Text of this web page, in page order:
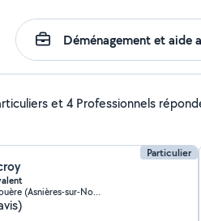
et 4 Professionnels
Particulier
Asnières-sur-Nouère (Asnières-sur-Nouère)